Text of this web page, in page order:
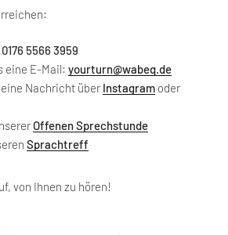
0176 5566 3959
eine E-Mail: yourturn@wabeq.de
Nachricht über Instagram oder
Offenen Sprechstunde
Sprachtreff
von Ihnen zu hören!